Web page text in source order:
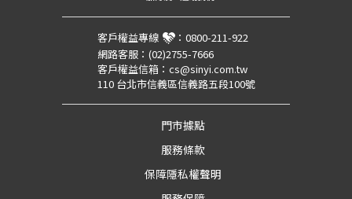
客戶權益專線 ： 0800-211-922
網路客服： (02)2755-7666
客戶權益信箱： cs@sinyi.com.tw
110 台北市信義區信義路五段100號
門市據點
服務條款
保障隱私權聲明